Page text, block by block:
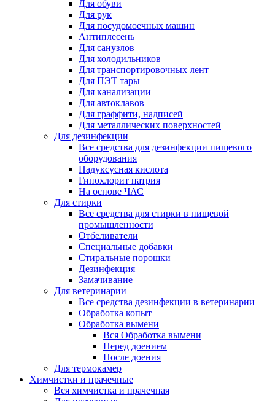
Для обуви
Для рук
Для посудомоечных машин
Антиплесень
Для санузлов
Для холодильников
Для транспортировочных лент
Для ПЭТ тары
Для канализации
Для автоклавов
Для граффити, надписей
Для металлических поверхностей
Для дезинфекции
Все средства для дезинфекции пищевого
оборудования
Надуксусная кислота
Гипохлорит натрия
На основе ЧАС
Для стирки
Все средства для стирки в пищевой
промышленности
Отбеливатели
Специальные добавки
Стиральные порошки
Дезинфекция
Замачивание
Для ветеринарии
Все средства дезинфекции в ветеринарии
Обработка копыт
Обработка вымени
Вся Обработка вымени
Перед доением
После доения
Для термокамер
Химчистки и прачечные
Вся химчистка и прачечная